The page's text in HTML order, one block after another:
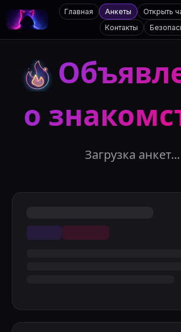
Главная Анкеты Открыть
Контакты
о
Загрузка анкет...